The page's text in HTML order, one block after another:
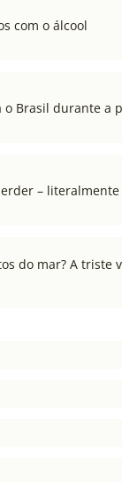
com o álcool
o Brasil durante a
– literalmente
do mar? A triste